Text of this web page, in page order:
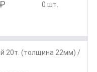
0 шт.
20т. (толщина 22мм) /